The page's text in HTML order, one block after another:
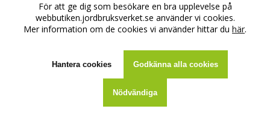
Information
Köpevillkor
För att ge dig som besökare en bra upplevelse på
webbutiken.jordbruksverket.se använder vi cookies.
Mer information om de cookies vi använder hittar du här.
Hantera cookies Godkänna alla cookies
Nödvändiga